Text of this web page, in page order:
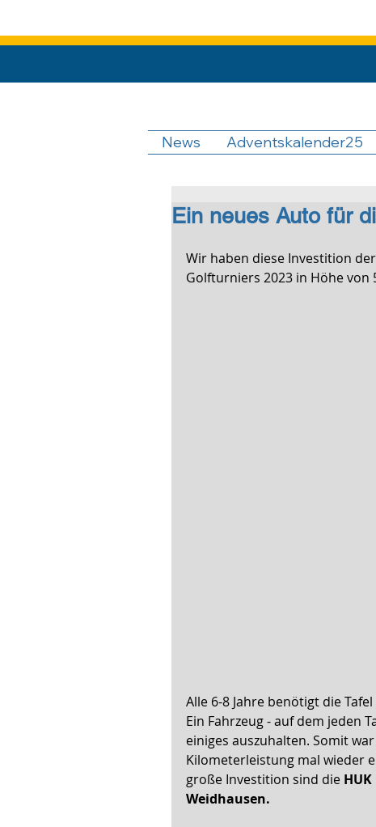
News Adventskalender25
Ein neues Auto für
Wir haben diese Investition
Golfturniers 2023 in Höhe von
Alle 6-8 Jahre benötigt die
Ein Fahrzeug - auf dem jeden
einiges auszuhalten. Somit
Kilometerleistung mal wieder
große Investition sind die
Weidhausen.